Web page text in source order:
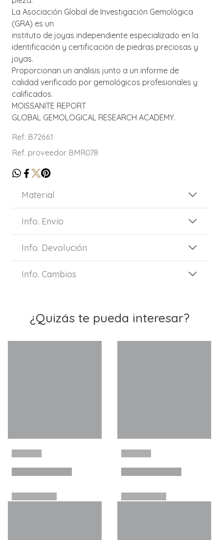
La Asociación Global de Investigación Gemológica
(GRA) es un
instituto de joyas independiente especializado en la
identificación y certificación de piedras preciosas y
joyas.
Proporcionan un análisis junto a un informe de
calidad verificado por gemológicos profesionales y
calificados.
MOISSANITE REPORT
GLOBAL GEMOLOGICAL RESEARCH ACADEMY.
Ref. B72661
Ref. proveedor BMR078
Material
Info. Envío
Info. Devolución
Info. Cambios
¿Quizás te pueda interesar?